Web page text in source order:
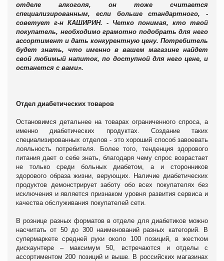
отделе алкоголя, он тоже считается
специализированным, если больше стандартного, -
советует г-н КАШИРИН. - Четко понимая, кто твой
покупатель, необходимо грамотно подобрать для него
ассортимент и дать конкурентную цену. Потребитель
будет знать, что именно в вашем магазине найдет
свой любимый напиток, по доступной для него цене, и
останется с вами».
Отдел диабетических товаров
Остановимся детальнее на товарах ограниченного спроса, а
именно диабетических продуктах. Создание таких
специализированных отделов - это хороший способ завоевать
лояльность потребителя. Более того, тенденция здорового
питания дает о себе знать, благодаря чему спрос возрастает
не только среди больных диабетом, а и сторонников
здорового образа жизни, верующих. Наличие диабетических
продуктов демонстрирует заботу обо всех покупателях без
исключения и является признаком уровня развития сервиса и
качества обслуживания покупателей сети.
В рознице разных форматов в отделе для диабетиков можно
насчитать от 50 до 300 наименований разных категорий. В
супермаркете средней руки около 100 позиций, в жестком
дискаунтере – максимум 50, встречаются и отделы с
ассортиментом 200 позиций и выше. В российских магазинах